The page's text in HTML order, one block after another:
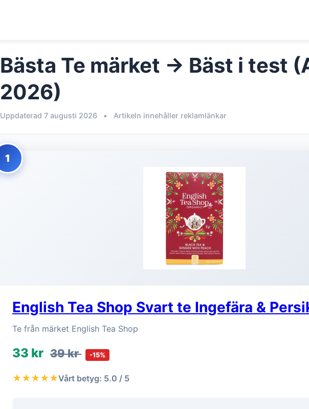
Bästa Te märket → Bäst i test
2026)
Uppdaterad 7 augusti 2026 • Artikeln innehåller reklamlänkar
1
English Tea Shop Svart te Ingefära &
Te från märket English Tea Shop
33 kr 39 kr -15%
★★★★★Vårt betyg: 5.0 / 5